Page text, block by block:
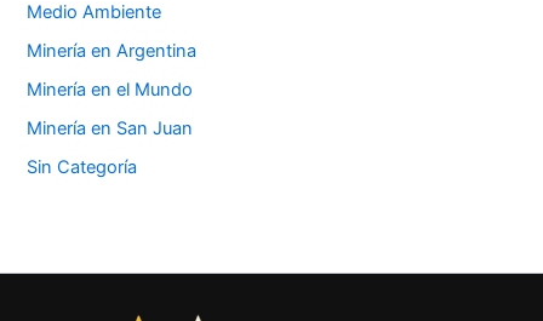
Medio Ambiente
Minería en Argentina
Minería en el Mundo
Minería en San Juan
Sin Categoría